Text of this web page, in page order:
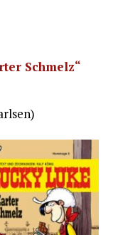
Schmelz“